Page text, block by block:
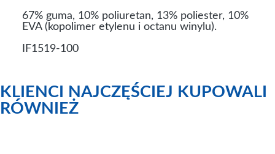
67% guma, 10% poliuretan, 13% poliester, 10%
EVA (kopolimer etylenu i octanu winylu).
IF1519-100
KLIENCI NAJCZĘŚCIEJ KUPOWALI
RÓWNIEŻ